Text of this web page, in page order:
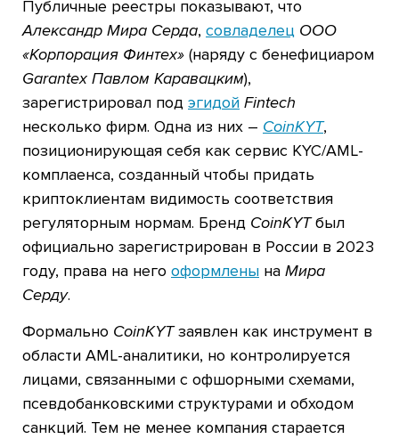
Публичные реестры показывают, что
Александр Мира Серда, совладелец ООО
«Корпорация Финтех» (наряду с бенефициаром
Garantex Павлом Каравацким),
зарегистрировал под эгидой Fintech
несколько фирм. Одна из них – CoinKYT,
позиционирующая себя как сервис KYC/AML-
комплаенса, созданный чтобы придать
криптоклиентам видимость соответствия
регуляторным нормам. Бренд CoinKYTбыл
официально зарегистрирован в России в 2023
году, права на него оформлены на Мира
Серду.
Формально CoinKYTзаявлен как инструмент в
области AML-аналитики, но контролируется
лицами, связанными с офшорными схемами,
псевдобанковскими структурами и обходом
санкций. Тем не менее компания старается